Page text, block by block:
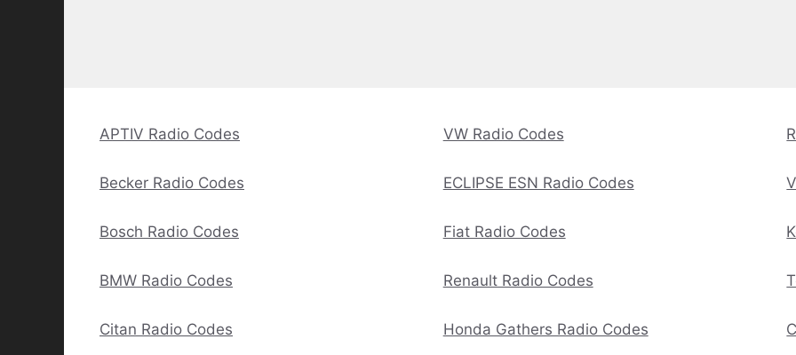
APTIV Radio Codes
Becker Radio Codes
Bosch Radio Codes
BMW Radio Codes
Citan Radio Codes
VW Radio Codes
ECLIPSE ESN Radio Codes
Fiat Radio Codes
Renault Radio Codes
Honda Gathers Radio Codes